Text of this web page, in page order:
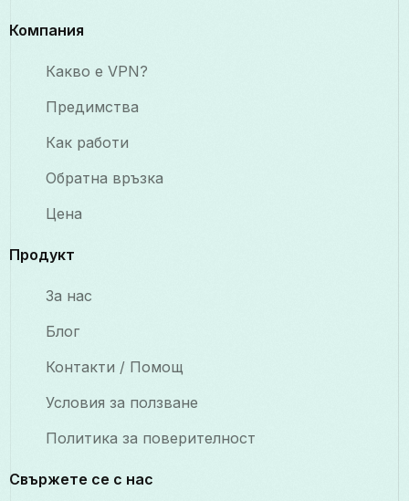
Компания
Какво е VPN?
Предимства
Как работи
Обратна връзка
Цена
Продукт
За нас
Блог
Контакти / Помощ
Условия за ползване
Политика за поверителност
Свържете се с нас